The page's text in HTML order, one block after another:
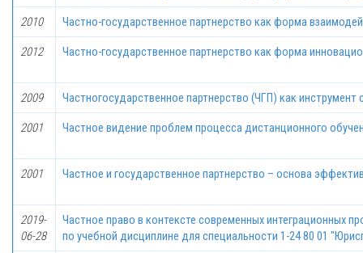
2010 Частно-государственное партнерство как форма
2012 Частно-государственное партнерство как форма
2009 Частногосударственное партнерство (ЧГП) как
2001 Частное видение проблем процесса дистанционного
2001 Частное и государственное партнерство – основа
2019-
06-28
Частное право в контексте современных интеграционных
по учебной дисциплине для специальности 1-24 80 01